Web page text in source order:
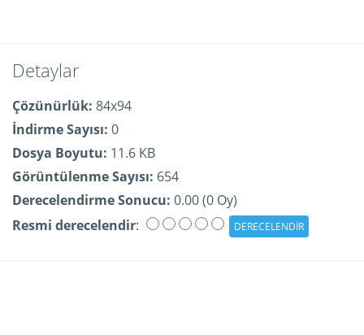
Detaylar
Çözünürlük: 84x94
İndirme Sayısı: 0
Dosya Boyutu: 11.6 KB
Görüntülenme Sayısı: 654
Derecelendirme Sonucu: 0.00 (0 Oy)
Resmi derecelendir: